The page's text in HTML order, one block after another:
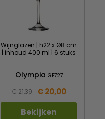
Wijnglazen | h22 x Ø8 cm
| inhoud 400 ml | 6 stuks
Olympia GF727
€ 21,39 € 20,00
Bekijken